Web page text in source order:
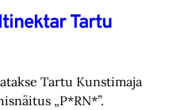
Tartu
Tartu Kunstimaja
„P*RN*”.